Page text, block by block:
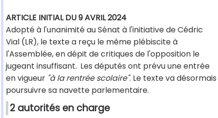
ARTICLE INITIAL DU 9 AVRIL 2024
Adopté à l'unanimité au Sénat à l'initiative de Cédric
Vial (LR), le texte a reçu le même plébiscite à
l'Assemblée, en dépit de critiques de l'opposition le
jugeant insuffisant. Les députés ont prévu une entrée
en vigueur "à la rentrée scolaire". Le texte va désormais
poursuivre sa navette parlementaire.
2 autorités en charge